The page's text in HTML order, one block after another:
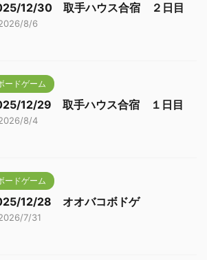
12/30 取手ハウス合宿 ２日目
8/6
ードゲーム
12/29 取手ハウス合宿 １日目
8/4
ードゲーム
12/28 オオバコボドゲ
7/31